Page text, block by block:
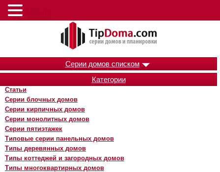
Серии домов списком
Категории
Статьи
Серии блочных домов
Серии кирпичных домов
Серии монолитных домов
Серии пятиэтажек
Типовые серии панельных домов
Типы деревянных домов
Типы коттеджей и загородных домов
Типы многоквартирных домов